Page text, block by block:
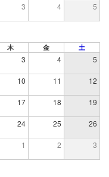
3 4 5
木 金 土
3 4 5
10 11 12
17 18 19
24 25 26
1 2 3